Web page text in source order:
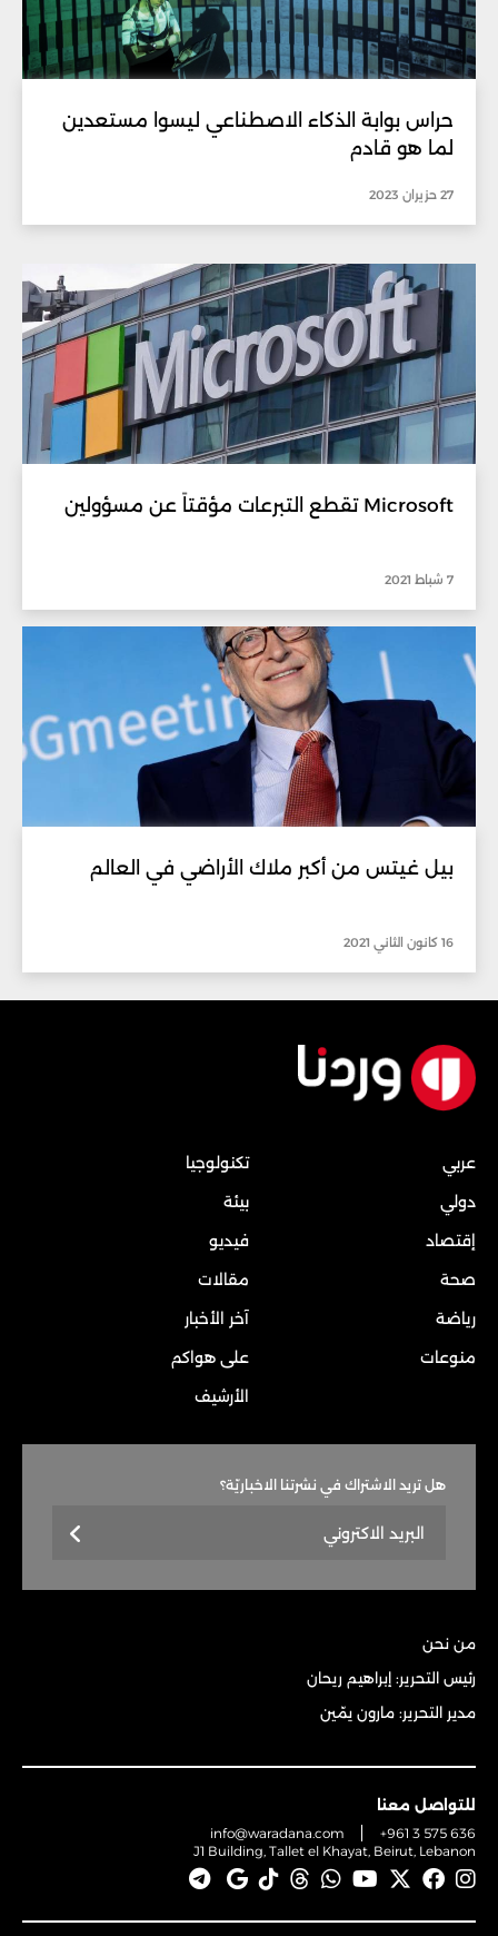
حراس بوابة الذكاء الاصطناعي ليسوا مستعدين
لما هو قادم
27 حزيران 2023
Microsoft تقطع التبرعات مؤقتاً عن مسؤولين
7 شباط 2021
بيل غيتس من أكبر ملاك الأراضي في العالم
16 كانون الثاني 2021
عربي
دولي
إقتصاد
صحة
رياضة
منوعات
تكنولوجيا
بيئة
فيديو
مقالات
آخر الأخبار
على هواكم
الأرشيف
هل تريد الاشتراك في نشرتنا الاخباريّة؟
من نحن
رئيس التحرير: إبراهيم ريحان
مدير التحرير: مارون يمّين
للتواصل معنا
info@waradana.com
+961 3 575 636
J1 Building, Tallet el Khayat, Beirut, Lebanon